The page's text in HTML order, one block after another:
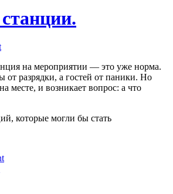
на мероприятии — это уже норма.
от разрядки, а гостей от паники. Но
месте, и возникает вопрос: а что
которые могли бы стать